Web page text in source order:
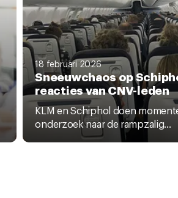
18 februari 2026
Sneeuwchaos op
reacties van CNV-leden
KLM en Schiphol doen
onderzoek naar de rampzalig...